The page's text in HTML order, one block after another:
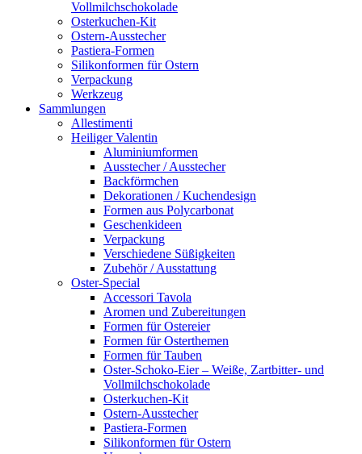
Vollmilchschokolade
Osterkuchen-Kit
Ostern-Ausstecher
Pastiera-Formen
Silikonformen für Ostern
Verpackung
Werkzeug
Sammlungen
Allestimenti
Heiliger Valentin
Aluminiumformen
Ausstecher / Ausstecher
Backförmchen
Dekorationen / Kuchendesign
Formen aus Polycarbonat
Geschenkideen
Verpackung
Verschiedene Süßigkeiten
Zubehör / Ausstattung
Oster-Special
Accessori Tavola
Aromen und Zubereitungen
Formen für Ostereier
Formen für Osterthemen
Formen für Tauben
Oster-Schoko-Eier – Weiße, Zartbitter- und
Vollmilchschokolade
Osterkuchen-Kit
Ostern-Ausstecher
Pastiera-Formen
Silikonformen für Ostern